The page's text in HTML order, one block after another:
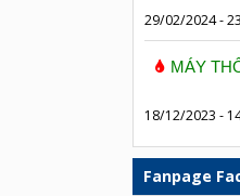
29/02/2024 -
MÁY
18/12/2023 -
Fanpage